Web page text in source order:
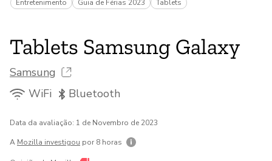
Entretenimento Guia de Férias 2023 Tablets
Tablets Samsung Galaxy
Samsung
WiFi
Bluetooth
Data da avaliação: 1 de Novembro de 2023
A Mozilla investigou por 8 horas